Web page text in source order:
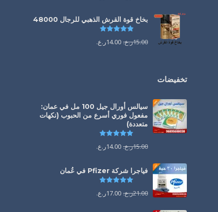
بخاخ قوة القرش الذهبي للرجال 48000
تم التقييم
15.00ر.ع. 14.00ر.ع.
تخفيضات
سيالس أورال جيل 100 مل في عمان:
مفعول فوري أسرع من الحبوب (نكهات
متعددة)
15.00ر.ع. 14.00ر.ع.
فياجرا شركة Pfizer في عُمان
21.00ر.ع. 17.00ر.ع.